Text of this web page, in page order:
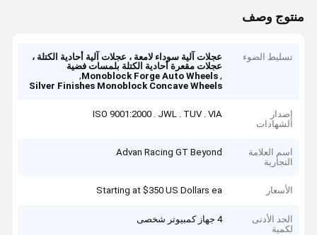
منتوج وصف
تسليط الضوء
عجلات آلية سوداء لامعة ، عجلات آلية أحادية الكتلة ،
عجلات مقعرة أحادية الكتلة بلمسات فضية
,
Monoblock Forge Auto Wheels
,
Silver Finishes Monoblock Concave Wheels
إصدار
الشهادات
ISO 9001:2000 . JWL . TUV . VIA
اسم العلامة
التجارية
Advan Racing GT Beyond
الأسعار Starting at $350 US Dollars ea
الحد الأدنى
لكمية
4 جهاز كمبيوتر شخصى